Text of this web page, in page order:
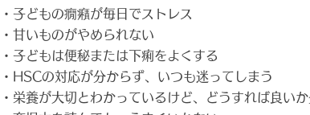
・子どもの癇癪が毎日でストレス
・甘いものがやめられない
・子どもは便秘または下痢をよくする
・HSCの対応が分からず、いつも迷ってしまう
・栄養が大切とわかっているけど、どうすれば良い